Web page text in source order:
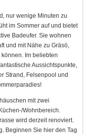
nur wenige Minuten zu
im Sommer auf und bietet
Badeufer. Sie wohnen
und mit Nähe zu Gräsö,
Im beliebten
Aussichtspunkte,
Strand, Felsenpool und
mit zwei
Wohnbereich.
wird derzeit renoviert.
Beginnen Sie hier den Tag